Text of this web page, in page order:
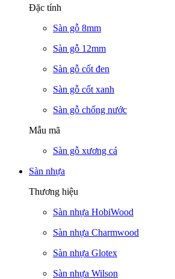
Đặc tính
Sàn gỗ 8mm
Sàn gỗ 12mm
Sàn gỗ cốt đen
Sàn gỗ cốt xanh
Sàn gỗ chống nước
Mẫu mã
Sàn gỗ xương cá
Sàn nhựa
Thương hiệu
Sàn nhựa HobiWood
Sàn nhựa Charmwood
Sàn nhựa Glotex
Sàn nhựa Wilson